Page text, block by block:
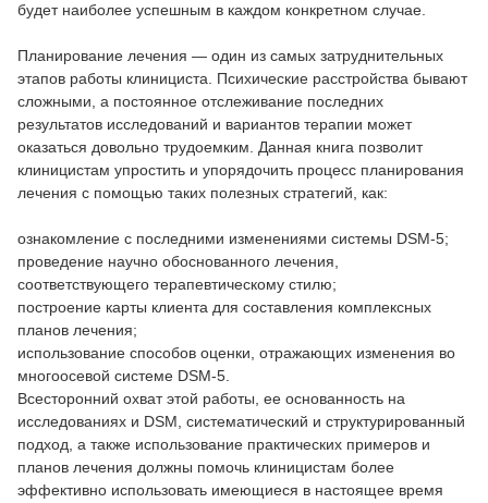
будет наиболее успешным в каждом конкретном случае.
Планирование лечения — один из самых затруднительных
этапов работы клинициста. Психические расстройства бывают
сложными, а постоянное отслеживание последних
результатов исследований и вариантов терапии может
оказаться довольно трудоемким. Данная книга позволит
клиницистам упростить и упорядочить процесс планирования
лечения с помощью таких полезных стратегий, как:
ознакомление с последними изменениями системы DSM-5;
проведение научно обоснованного лечения,
соответствующего терапевтическому стилю;
построение карты клиента для составления комплексных
планов лечения;
использование способов оценки, отражающих изменения во
многоосевой системе DSM-5.
Всесторонний охват этой работы, ее основанность на
исследованиях и DSM, систематический и структурированный
подход, а также использование практических примеров и
планов лечения должны помочь клиницистам более
эффективно использовать имеющиеся в настоящее время